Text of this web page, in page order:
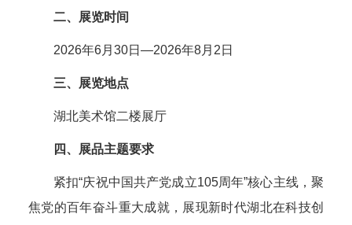
二、展览时间
2026年6月30日—2026年8月2日
三、展览地点
湖北美术馆二楼展厅
四、展品主题要求
紧扣“庆祝中国共产党成立105周年”核心主线，聚
焦党的百年奋斗重大成就，展现新时代湖北在科技创